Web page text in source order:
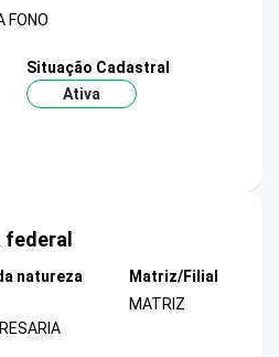
FONO
Situação Cadastral
Ativa
natureza
Matriz/Filial
MATRIZ